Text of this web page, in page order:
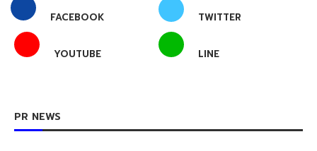
FACEBOOK TWITTER
YOUTUBE LINE
PR NEWS